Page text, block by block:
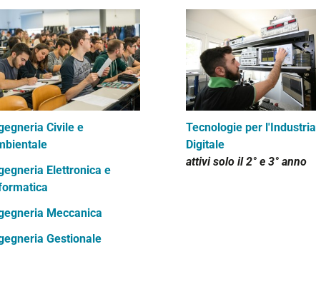
Civile e
Elettronica e
Meccanica
Gestionale
Tecnologie per l'Industria
Digitale
attivi solo il2° e 3° anno